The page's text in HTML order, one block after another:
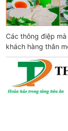
Các thông điệp
khách hàng thân